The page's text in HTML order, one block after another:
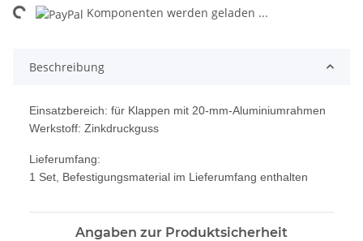
Komponenten werden geladen ...
Beschreibung
Einsatzbereich: für Klappen mit 20-mm-Aluminiumrahmen
Werkstoff: Zinkdruckguss
Lieferumfang:
1 Set, Befestigungsmaterial im Lieferumfang enthalten
Angaben zur Produktsicherheit